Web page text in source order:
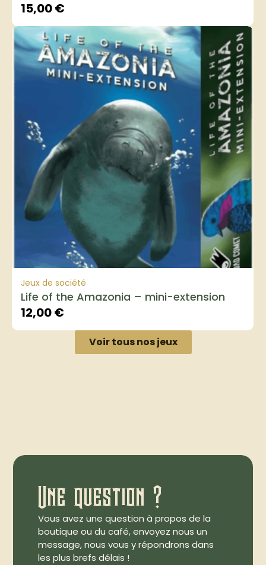
15,00€
Jeux de société
Life of the Amazonia – mini-extension
12,00€
Voir tous nos jeux
Une question ?
Vous avez une question à propos de la
boutique ou du café, envoyez nous un
message, nous vous y répondrons dans
les plus brefs délais !